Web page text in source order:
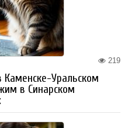
219
Уральском
в Синарском